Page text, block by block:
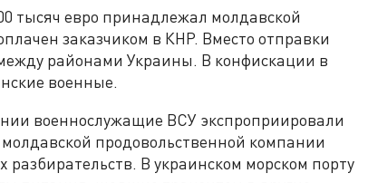
тысяч евро принадлежал молдавской
заказчиком в КНР. Вместо отправки
районами Украины. В конфискации в
военные.
военнослужащие ВСУ экспроприировали
продовольственной компании
В украинском морском порту